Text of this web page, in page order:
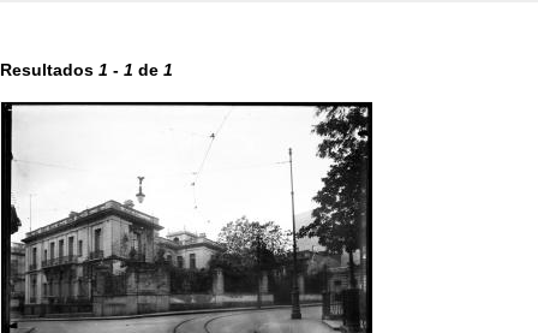
Resultados 1 - 1 de 1